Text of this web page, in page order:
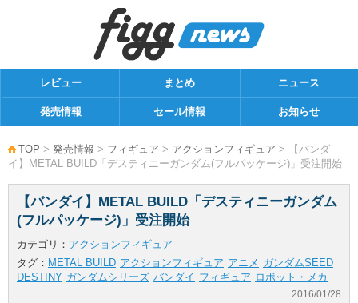
レビュー まとめ ニュース
発売情報 セール情報 お知らせ
TOP > 発売情報 > フィギュア > アクションフィギュア > 【バンダ
イ】METAL BUILD「デスティニーガンダム(フルパッケージ)」受注開始
【バンダイ】METAL BUILD「デスティニーガンダム
(フルパッケージ)」受注開始
カテゴリ： アクションフィギュア
タグ： METAL BUILD アクションフィギュア アニメ ガンダムSEED
DESTINY ガンダムシリーズ バンダイ フィギュア ロボット・メカ
2016/01/28